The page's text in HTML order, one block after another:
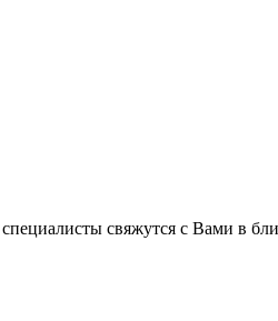
свяжутся с Вами в